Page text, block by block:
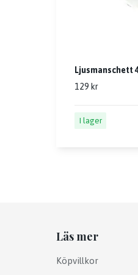
Ljusmanschett
129 kr
I lager
Läs mer
Köpvillkor